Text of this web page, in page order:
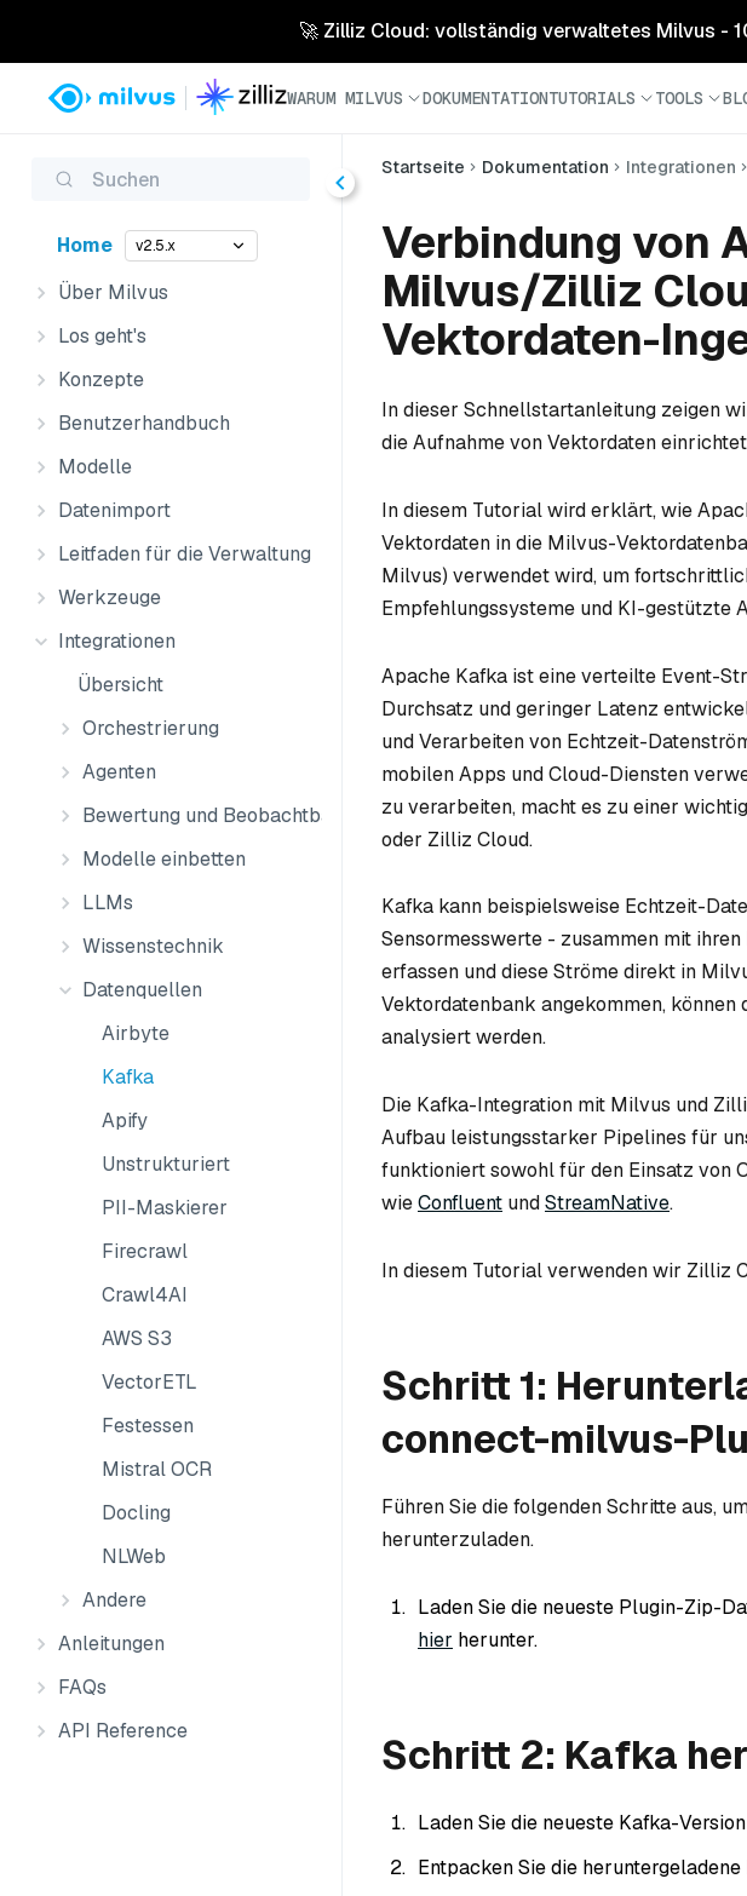
🚀 Zilliz Cloud: vollständig verwaltetes Milvus -
WARUM MILVUS DOKUMENTATIONTUTORIALS TOOLS
Suchen
Home v2.5.x
Über Milvus
Los geht's
Konzepte
Benutzerhandbuch
Modelle
Datenimport
Leitfaden für die Verwaltung
Werkzeuge
Integrationen
Übersicht
Orchestrierung
Agenten
Bewertung und Beobachtbarkeit
Modelle einbetten
LLMs
Wissenstechnik
Datenquellen
Airbyte
Kafka
Apify
Unstrukturiert
PII-Maskierer
Firecrawl
Crawl4AI
AWS S3
VectorETL
Festessen
Mistral OCR
Docling
NLWeb
Andere
Anleitungen
FAQs
API Reference
Startseite Dokumentation Integrationen
Verbindung von
Milvus/Zilliz
Vektordaten-
In dieser Schnellstartanleitung zeigen
die Aufnahme von Vektordaten
In diesem Tutorial wird erklärt, wie
Vektordaten in die Milvus-
Milvus) verwendet wird, um
Empfehlungssysteme und KI-gestützte
Apache Kafka ist eine verteilte Event-
Durchsatz und geringer Latenz
und Verarbeiten von Echtzeit-
mobilen Apps und Cloud-Diensten
zu verarbeiten, macht es zu einer
oder Zilliz Cloud.
Kafka kann beispielsweise Echtzeit-
Sensormesswerte - zusammen mit
erfassen und diese Ströme direkt in
Vektordatenbank angekommen,
analysiert werden.
Die Kafka-Integration mit Milvus und
Aufbau leistungsstarker Pipelines für
funktioniert sowohl für den Einsatz von
wieConfluent undStreamNative.
In diesem Tutorial verwenden wir Zilliz
Schritt 1:
connect-milvus-
Führen Sie die folgenden Schritte aus,
herunterzuladen.
Laden Sie die neueste Plugin-Zip-
hier herunter.
Schritt 2: Kafka
Laden Sie die neueste Kafka-
Entpacken Sie die